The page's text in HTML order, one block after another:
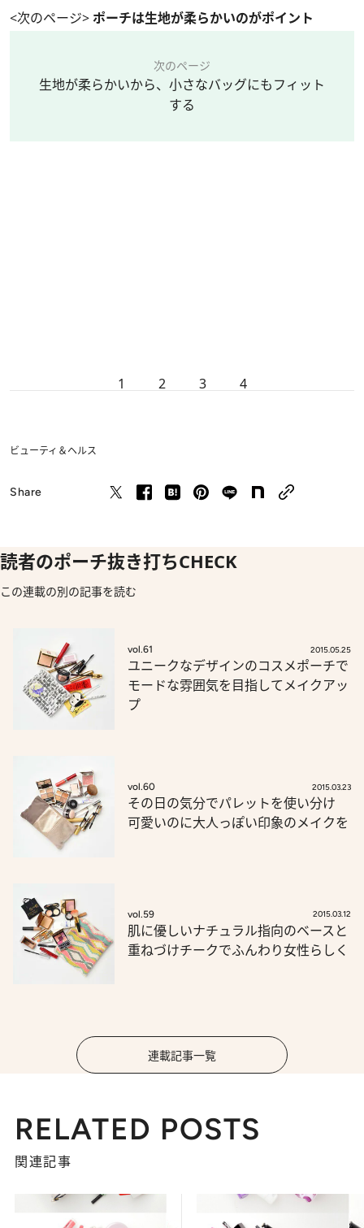
<次のページ>ポーチは生地が柔らかいのがポイント
次のページ
生地が柔らかいから、小さなバッグにもフィット
する
1 2 3 4
ビューティ＆ヘルス
Share
読者のポーチ抜き打ちCHECK
この連載の別の記事を読む
vol.61 2015.05.25
ユニークなデザインのコスメポーチで
モードな雰囲気を目指してメイクアッ
プ
vol.60 2015.03.23
その日の気分でパレットを使い分け
可愛いのに大人っぽい印象のメイクを
vol.59 2015.03.12
肌に優しいナチュラル指向のベースと
重ねづけチークでふんわり女性らしく
連載記事一覧
RELATED POSTS
関連記事